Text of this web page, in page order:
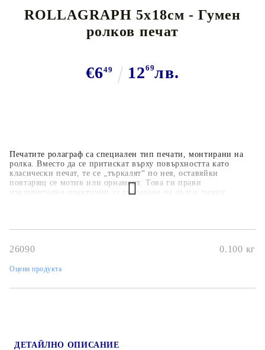
ROLLAGRAPH 5х18см - Гумен
ролков печат
€649 1269лв.
Печатите ролаграф са специален тип печати, монтирани на
ролка. Вместо да се притискат върху повърхността като
класически печат, те се „търкалят“ по нея, оставяйки
повтарящ се мотив или орнамент. Това ги прави
изключително практични за създаване на дълги линии,
един печат можеш да покриеш голяма повърхност.Предлагат
мастила.Използвайте дръжка за гумен ролков печат
26090 0.100 кг
Оцени продукта
ДЕТАЙЛНО ОПИСАНИЕ